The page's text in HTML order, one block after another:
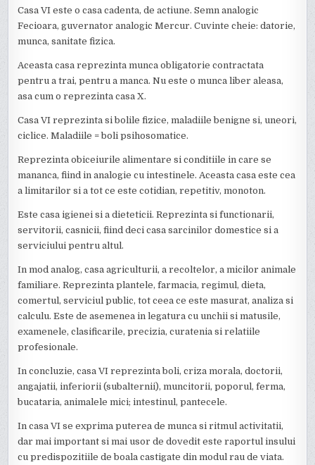
Casa VI este o casa cadenta, de actiune. Semn analogic
Fecioara, guvernator analogic Mercur. Cuvinte cheie: datorie,
munca, sanitate fizica.
Aceasta casa reprezinta munca obligatorie contractata
pentru a trai, pentru a manca. Nu este o munca liber aleasa,
asa cum o reprezinta casa X.
Casa VI reprezinta si bolile fizice, maladiile benigne si, uneori,
ciclice. Maladiile = boli psihosomatice.
Reprezinta obiceiurile alimentare si conditiile in care se
mananca, fiind in analogie cu intestinele. Aceasta casa este cea
a limitarilor si a tot ce este cotidian, repetitiv, monoton.
Este casa igienei si a dieteticii. Reprezinta si functionarii,
servitorii, casnicii, fiind deci casa sarcinilor domestice si a
serviciului pentru altul.
In mod analog, casa agriculturii, a recoltelor, a micilor animale
familiare. Reprezinta plantele, farmacia, regimul, dieta,
comertul, serviciul public, tot ceea ce este masurat, analiza si
calculu. Este de asemenea in legatura cu unchii si matusile,
examenele, clasificarile, precizia, curatenia si relatiile
profesionale.
In concluzie, casa VI reprezinta boli, criza morala, doctorii,
angajatii, inferiorii (subalternii), muncitorii, poporul, ferma,
bucataria, animalele mici; intestinul, pantecele.
In casa VI se exprima puterea de munca si ritmul activitatii,
dar mai important si mai usor de dovedit este raportul insului
cu predispozitiile de boala castigate din modul rau de viata.